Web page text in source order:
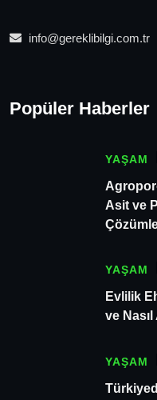
info@gereklibilgi.com.tr
Popüler Haberler
YAŞAM
Asit ve
YAŞAM
Evlilik
ve Nasıl
YAŞAM